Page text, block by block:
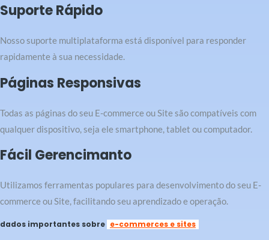
Suporte Rápido
Nosso suporte multiplataforma está disponível para responder
rapidamente à sua necessidade.
Páginas Responsivas
Todas as páginas do seu E-commerce ou Site são compatíveis com
qualquer dispositivo, seja ele smartphone, tablet ou computador.
Fácil Gerencimanto
Utilizamos ferramentas populares para desenvolvimento do seu E-
commerce ou Site, facilitando seu aprendizado e operação.
dados importantes sobre e-commerces e sites